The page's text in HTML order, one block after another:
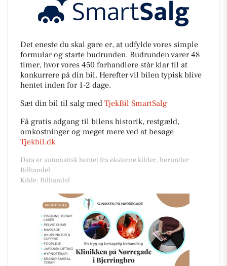
Det eneste du skal gøre er, at udfylde vores simple
formular og starte budrunden. Budrunden varer 48
timer, hvor vores 450 forhandlere står klar til at
konkurrere på din bil. Herefter vil bilen typisk blive
hentet inden for 1-2 dage.
Sæt din bil til salg med TjekBil SmartSalg
Få gratis adgang til bilens historik, restgæld,
omkostninger og meget mere ved at besøge
Tjekbil.dk
Data er automatisk hentet fra eksterne kilder, herunder
Bilhandel.
Kilde: Bilhandel